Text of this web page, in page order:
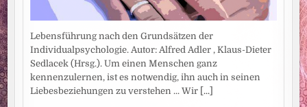
Lebensführung nach den Grundsätzen der
Individualpsychologie. Autor: Alfred Adler , Klaus-Dieter
Sedlacek (Hrsg.). Um einen Menschen ganz
kennenzulernen, ist es notwendig, ihn auch in seinen
Liebesbeziehungen zu verstehen ... Wir [...]